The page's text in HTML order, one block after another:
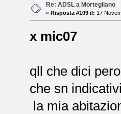
Re: ADSL a Mortegliano
« Risposta #109 il: 17
x mic07
qll che dici
che sn
la mia